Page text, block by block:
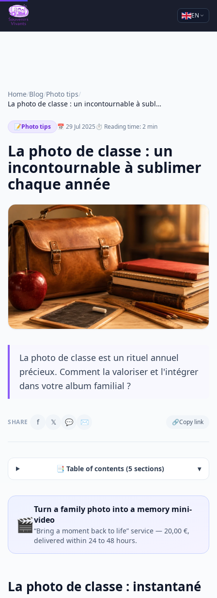
EN
Home/Blog/Photo tips/
La photo de classe : un incontournable à sublimer chaque année
📝Photo tips 📅 29 Jul 2025⏱ Reading time: 2 min
La photo de classe : un
incontournable à sublimer
chaque année
La photo de classe est un rituel annuel
précieux. Comment la valoriser et l'intégrer
dans votre album familial ?
SHARE f 𝕏 💬 ✉ 🔗Copy link
📑 Table of contents (5 sections) ▾
🎬
Turn a family photo into a memory mini-
video
“Bring a moment back to life” service — 20,00 €,
delivered within 24 to 48 hours.
La photo de classe : instantané